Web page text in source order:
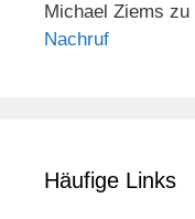
Michael Ziems zu
Nachruf
Häufige Links